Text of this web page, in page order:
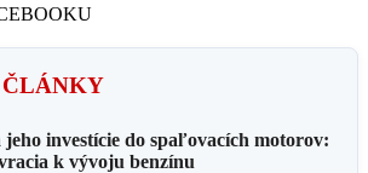
jeho investície do spaľovacích motorov:
k vývoju benzínu